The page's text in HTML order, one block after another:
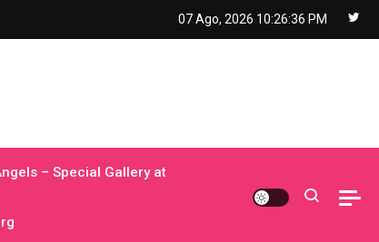
07 Ago, 2026 10:26:37 PM
– Special Gallery at